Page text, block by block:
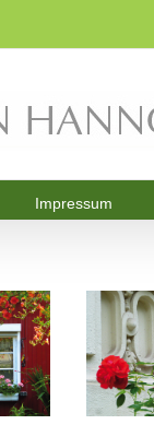
Impressum